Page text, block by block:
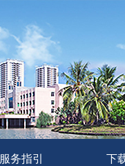
服务指引 下